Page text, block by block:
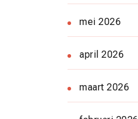
mei 2026
april 2026
maart 2026